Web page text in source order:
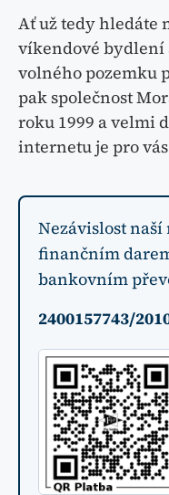
Ať už tedy hledáte
víkendové bydlení
volného pozemku
pak společnost
roku 1999 a velmi
internetu je pro
Nezávislost
finančním
bankovním
2400157743/